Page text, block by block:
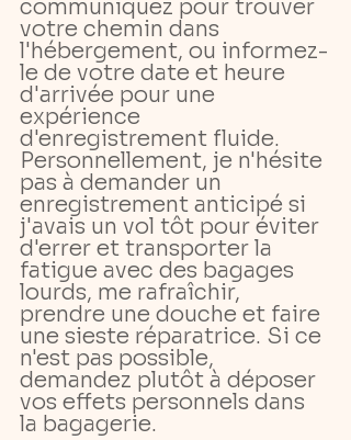
communiquez pour trouver
votre chemin dans
l'hébergement, ou informez-
le de votre date et heure
d'arrivée pour une
expérience
d'enregistrement fluide.
Personnellement, je n'hésite
pas à demander un
enregistrement anticipé si
j'avais un vol tôt pour éviter
d'errer et transporter la
fatigue avec des bagages
lourds, me rafraîchir,
prendre une douche et faire
une sieste réparatrice. Si ce
n'est pas possible,
demandez plutôt à déposer
vos effets personnels dans
la bagagerie.